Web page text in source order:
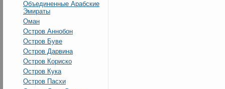
Объединенные Арабские
Эмираты
Оман
Остров Аннобон
Остров Буве
Остров Дарвина
Остров Кориско
Остров Кука
Остров Пасхи